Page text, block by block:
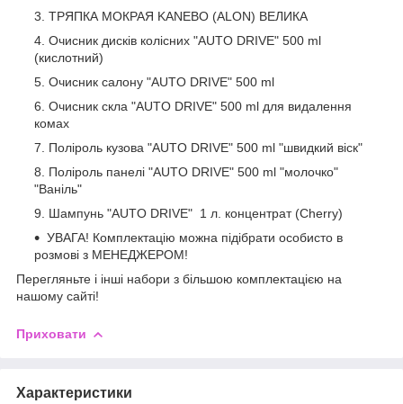
ТРЯПКА МОКРАЯ KANEBO (ALON) ВЕЛИКА
Очисник дисків колісних "AUTO DRIVE" 500 ml
(кислотний)
Очисник салону "AUTO DRIVE" 500 ml
Очисник скла "AUTO DRIVE" 500 ml для видалення
комах
Поліроль кузова "AUTO DRIVE" 500 ml "швидкий віск"
Поліроль панелі "AUTO DRIVE" 500 ml "молочко"
"Ваніль"
Шампунь "AUTO DRIVE" 1 л. концентрат (Cherry)
УВАГА! Комплектацію можна підібрати особисто в
розмові з МЕНЕДЖЕРОМ!
Перегляньте і інші набори з більшою комплектацією на
нашому сайті!
Приховати
Характеристики